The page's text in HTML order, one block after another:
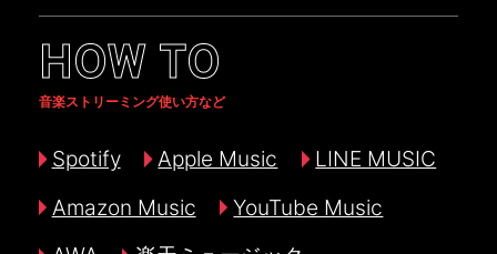
HOW TO
音楽ストリーミング使い方など
Spotify Apple Music
LINE MUSIC
Amazon Music
YouTube Music